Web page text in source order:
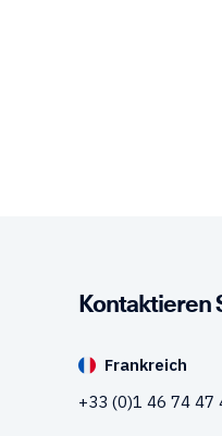
Kontaktieren
Frankreich
+33 (0)1 46 74 47